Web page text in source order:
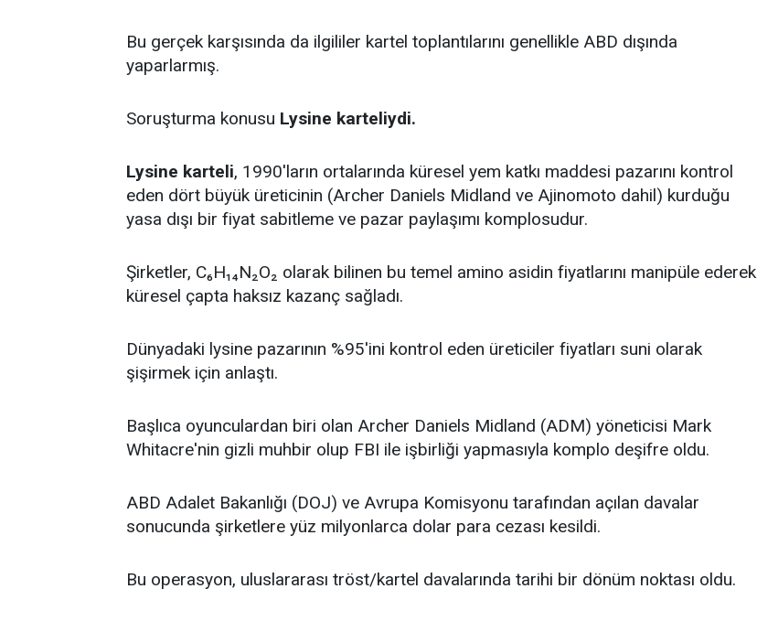
Bu gerçek karşısında da ilgililer kartel toplantılarını genellikle ABD dışında
yaparlarmış.
Soruşturma konusu Lysine karteliydi.
Lysine karteli, 1990'ların ortalarında küresel yem katkı maddesi pazarını kontrol
eden dört büyük üreticinin (Archer Daniels Midland ve Ajinomoto dahil) kurduğu
yasa dışı bir fiyat sabitleme ve pazar paylaşımı komplosudur.
Şirketler, C₆H₁₄N₂O₂ olarak bilinen bu temel amino asidin fiyatlarını manipüle ederek
küresel çapta haksız kazanç sağladı.
Dünyadaki lysine pazarının %95'ini kontrol eden üreticiler fiyatları suni olarak
şişirmek için anlaştı.
Başlıca oyunculardan biri olan Archer Daniels Midland (ADM) yöneticisi Mark
Whitacre'nin gizli muhbir olup FBI ile işbirliği yapmasıyla komplo deşifre oldu.
ABD Adalet Bakanlığı (DOJ) ve Avrupa Komisyonu tarafından açılan davalar
sonucunda şirketlere yüz milyonlarca dolar para cezası kesildi.
Bu operasyon, uluslararası tröst/kartel davalarında tarihi bir dönüm noktası oldu.